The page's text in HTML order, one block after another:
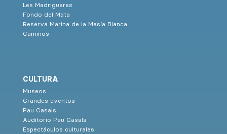
Les Madrigueres
Fondo del Mata
Reserva Marina de la Masía Blanca
Caminos
CULTURA
Museos
Grandes eventos
Pau Casals
Auditorio Pau Casals
Espectáculos culturales